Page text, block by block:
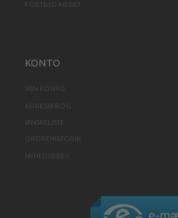
FORTRYD KØBET
KONTO
MIN KONTO
ADRESSEBOG
ØNSKELISTE
ORDREHISTORIK
NYHEDSBREV